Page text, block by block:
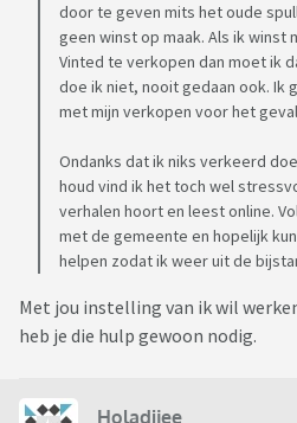
door te geven mits het oude
geen winst op maak. Als ik winst
Vinted te verkopen dan moet ik
doe ik niet, nooit gedaan ook. Ik
met mijn verkopen voor het
Ondanks dat ik niks verkeerd
houd vind ik het toch wel
verhalen hoort en leest online.
met de gemeente en hopelijk
helpen zodat ik weer uit de
Met jou instelling van ik wil
heb je die hulp gewoon nodig.
Holadijee